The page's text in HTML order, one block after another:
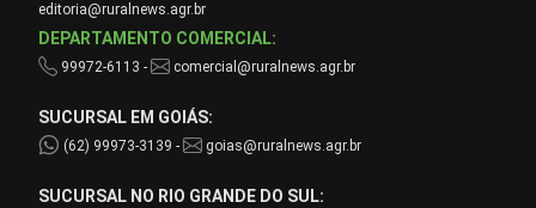
editoria@ruralnews.agr.br
DEPARTAMENTO COMERCIAL:
99972-6113 - comercial@ruralnews.agr.br
SUCURSAL EM GOIÁS:
(62) 99973-3139 - goias@ruralnews.agr.br
SUCURSAL NO RIO GRANDE DO SUL: